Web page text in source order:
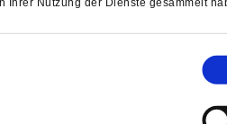
zeigen: Die menschliche
ein harmloses Vergnügen.
keine kirchliche